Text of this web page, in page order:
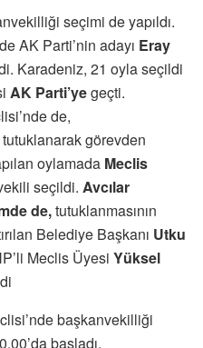
seçimi de yapıldı.
AK Parti’nin adayı Eray
Karadeniz, 21 oyla seçildi
AK Parti’yegeçti.
de,
tutuklanarak görevden
oylamada Meclis
seçildi. Avcılar
de,tutuklanmasının
Belediye Başkanı Utku
Meclis Üyesi Yüksel
başkanvekilliği
başladı.